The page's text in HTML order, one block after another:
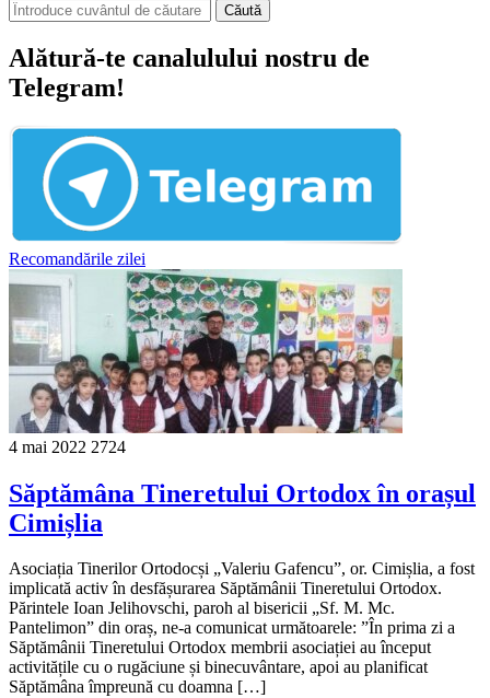
Căută
Alătură-te canalulului nostru de
Telegram!
Recomandările zilei
4 mai 2022 2724
Săptămâna Tineretului Ortodox în orașul
Cimișlia
Asociația Tinerilor Ortodocși „Valeriu Gafencu”, or. Cimișlia, a fost
implicată activ în desfășurarea Săptămânii Tineretului Ortodox.
Părintele Ioan Jelihovschi, paroh al bisericii „Sf. M. Mc.
Pantelimon” din oraș, ne-a comunicat următoarele: ”În prima zi a
Săptămânii Tineretului Ortodox membrii asociației au început
activitățile cu o rugăciune și binecuvântare, apoi au planificat
Săptămâna împreună cu doamna […]